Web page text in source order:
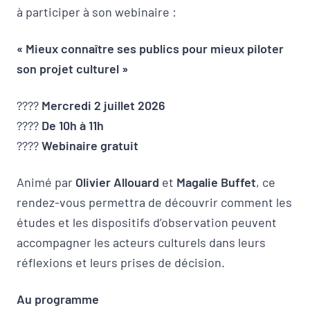
à participer à son webinaire :
« Mieux connaître ses publics pour mieux piloter
son projet culturel »
???? Mercredi 2 juillet 2026
???? De 10h à 11h
????Webinaire gratuit
Animé par Olivier Allouard et Magalie Buffet, ce
rendez-vous permettra de découvrir comment les
études et les dispositifs d’observation peuvent
accompagner les acteurs culturels dans leurs
réflexions et leurs prises de décision.
Au programme